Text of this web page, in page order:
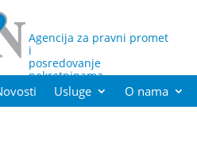
Agencija za pravni promet
i
posredovanje
nekretninama
Usluge O nama